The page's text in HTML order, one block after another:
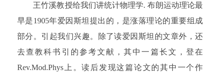
王竹溪教授给我们讲统计物理学. 布朗运动理论最
早是1905年爱因斯坦提出的，是涨落理论的重要组成
部分。引起我们兴趣。除了读爱因斯坦的文章外，还
去查教科书引的参考文献，其中一篇长文，登在
Rev.Mod.Phys上。读后发现这篇论文的其中一个作